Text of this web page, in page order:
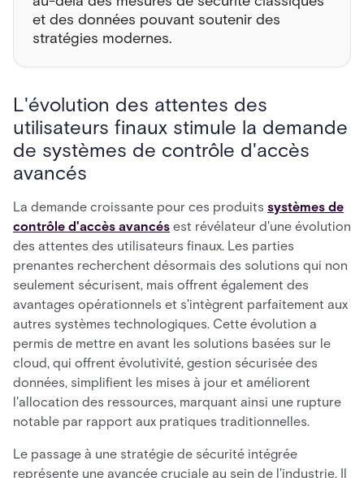
et des données pouvant soutenir des
stratégies modernes.
L'évolution des attentes des
utilisateurs finaux stimule la demande
de systèmes de contrôle d'accès
avancés
La demande croissante pour ces produits systèmes de
contrôle d'accès avancés est révélateur d'une évolution
des attentes des utilisateurs finaux. Les parties
prenantes recherchent désormais des solutions qui non
seulement sécurisent, mais offrent également des
avantages opérationnels et s'intègrent parfaitement aux
autres systèmes technologiques. Cette évolution a
permis de mettre en avant les solutions basées sur le
cloud, qui offrent évolutivité, gestion sécurisée des
données, simplifient les mises à jour et améliorent
l'allocation des ressources, marquant ainsi une rupture
notable par rapport aux pratiques traditionnelles.
Le passage à une stratégie de sécurité intégrée
représente une avancée cruciale au sein de l'industrie. Il